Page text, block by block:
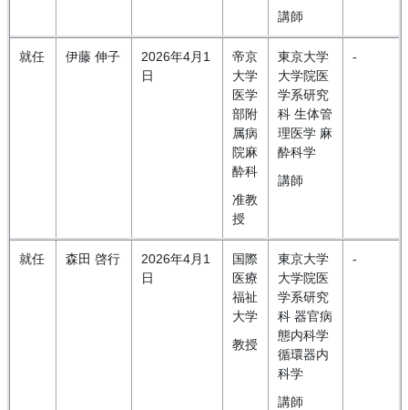
講師
就任 伊藤 伸子
2026年4月1
日
帝京
大学
医学
部附
属病
院麻
酔科
准教
授
東京大学
大学院医
学系研究
科 生体管
理医学 麻
酔科学
講師
-
就任 森田 啓行
2026年4月1
日
国際
医療
福祉
大学
教授
東京大学
大学院医
学系研究
科 器官病
態内科学
循環器内
科学
講師
-